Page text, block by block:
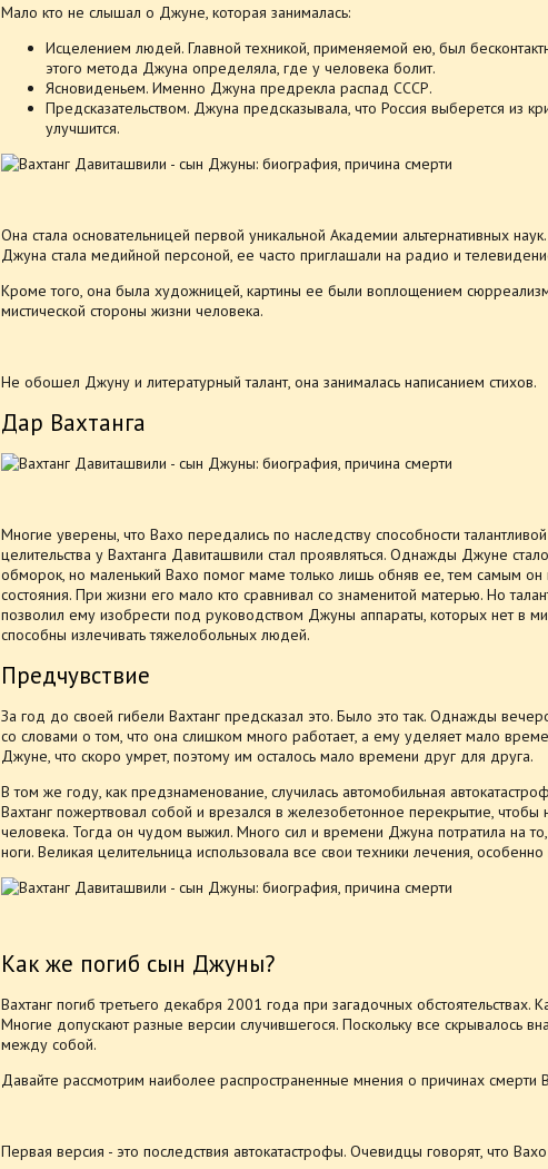
Мало кто не слышал о Джуне, которая занималась:
Исцелением людей. Главной техникой, применяемой ею, был
этого метода Джуна определяла, где у человека болит.
Ясновиденьем. Именно Джуна предрекла распад СССР.
Предсказательством. Джуна предсказывала, что Россия выберется из
улучшится.
Она стала основательницей первой уникальной Академии альтернативных
Джуна стала медийной персоной, ее часто приглашали на радио и
Кроме того, она была художницей, картины ее были воплощением
мистической стороны жизни человека.
Не обошел Джуну и литературный талант, она занималась написанием стихов.
Дар Вахтанга
Многие уверены, что Вахо передались по наследству способности
целительства у Вахтанга Давиташвили стал проявляться. Однажды Джуне
обморок, но маленький Вахо помог маме только лишь обняв ее, тем самым
состояния. При жизни его мало кто сравнивал со знаменитой матерью. Но
позволил ему изобрести под руководством Джуны аппараты, которых нет в
способны излечивать тяжелобольных людей.
Предчувствие
За год до своей гибели Вахтанг предсказал это. Было это так. Однажды
со словами о том, что она слишком много работает, а ему уделяет мало
Джуне, что скоро умрет, поэтому им осталось мало времени друг для друга.
В том же году, как предзнаменование, случилась автомобильная
Вахтанг пожертвовал собой и врезался в железобетонное перекрытие, чтобы
человека. Тогда он чудом выжил. Много сил и времени Джуна потратила на
ноги. Великая целительница использовала все свои техники лечения, особенно
Как же погиб сын Джуны?
Вахтанг погиб третьего декабря 2001 года при загадочных обстоятельствах.
Многие допускают разные версии случившегося. Поскольку все скрывалось
между собой.
Давайте рассмотрим наиболее распространенные мнения о причинах смерти
Первая версия - это последствия автокатастрофы. Очевидцы говорят, что Вахо